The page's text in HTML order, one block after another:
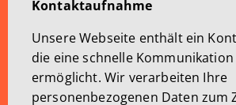
Kontaktaufnahme
Unsere Webseite enthält ein
die eine schnelle
ermöglicht. Wir verarbeiten Ihre
personenbezogenen Daten zum